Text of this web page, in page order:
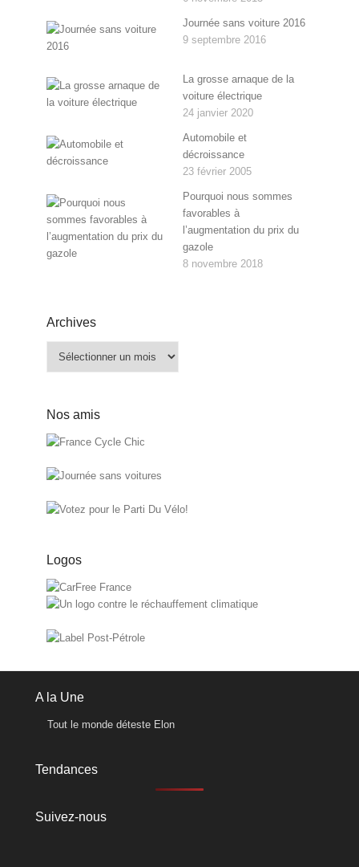
Journée sans voiture 2016
9 septembre 2016
La grosse arnaque de la
voiture électrique
24 janvier 2020
Automobile et
décroissance
23 février 2005
Pourquoi nous sommes
favorables à
l’augmentation du prix du
gazole
8 novembre 2018
Archives
Nos amis
Logos
A la Une
Tout le monde déteste Elon
Tendances
Suivez-nous